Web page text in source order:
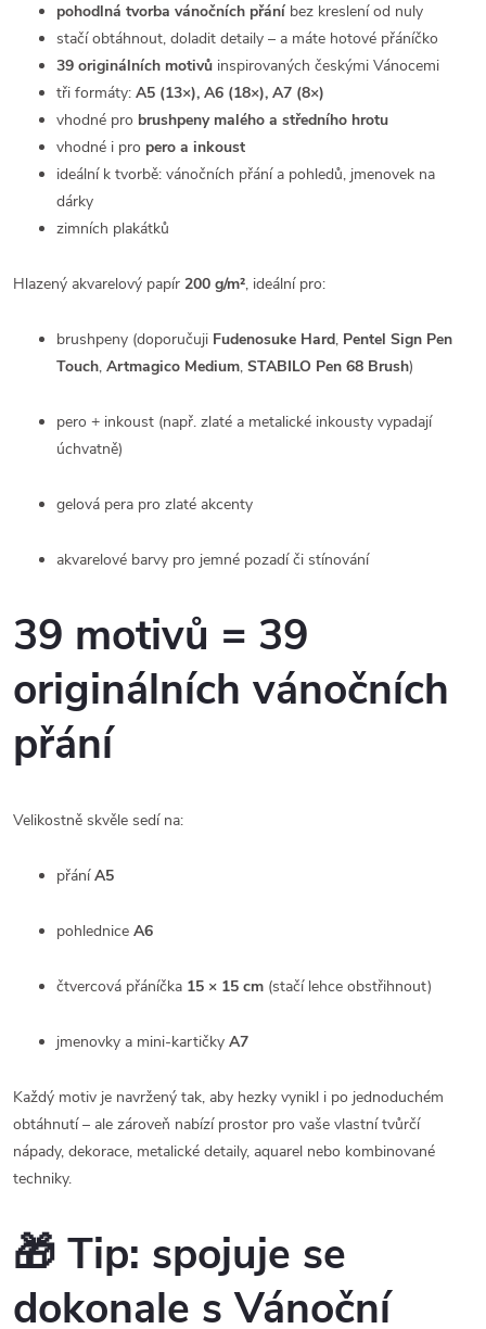
pohodlná tvorba vánočních přání bez kreslení od nuly
stačí obtáhnout, doladit detaily – a máte hotové přáníčko
39 originálních motivů inspirovaných českými Vánocemi
tři formáty: A5 (13×), A6 (18×), A7 (8×)
vhodné pro brushpeny malého a středního hrotu
vhodné i pro pero a inkoust
ideální k tvorbě: vánočních přání a pohledů, jmenovek na
dárky
zimních plakátků
Hlazený akvarelový papír 200 g/m², ideální pro:
brushpeny (doporučuji Fudenosuke Hard, Pentel Sign Pen
Touch, Artmagico Medium, STABILO Pen 68 Brush)
pero + inkoust (např. zlaté a metalické inkousty vypadají
úchvatně)
gelová pera pro zlaté akcenty
akvarelové barvy pro jemné pozadí či stínování
39 motivů = 39
originálních vánočních
přání
Velikostně skvěle sedí na:
přáníA5
pohlednice A6
čtvercová přáníčka 15 × 15 cm (stačí lehce obstřihnout)
jmenovky a mini-kartičky A7
Každý motiv je navržený tak, aby hezky vynikl i po jednoduchém
obtáhnutí – ale zároveň nabízí prostor pro vaše vlastní tvůrčí
nápady, dekorace, metalické detaily, aquarel nebo kombinované
techniky.
🎁 Tip: spojuje se
dokonale s Vánoční